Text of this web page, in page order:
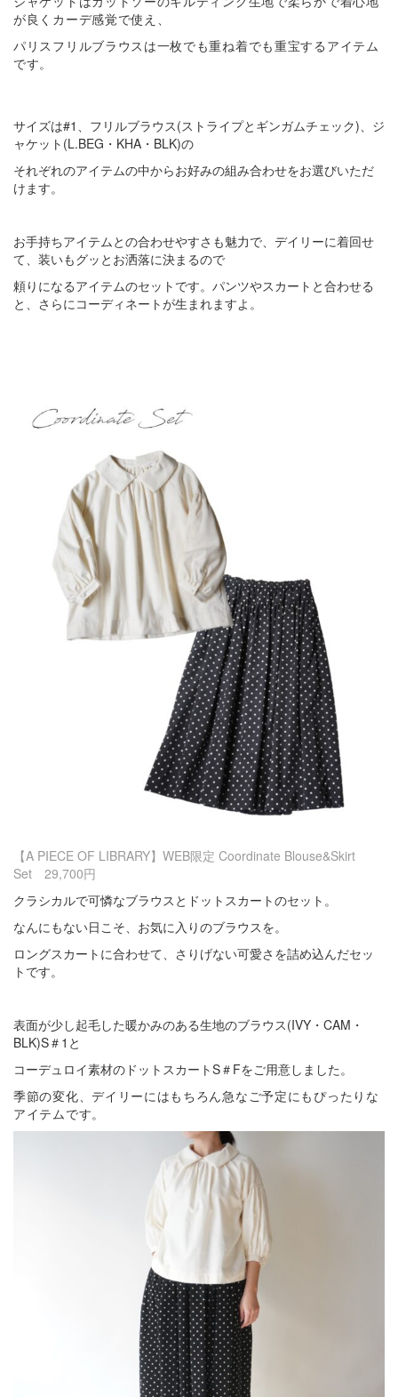
が良くカーデ感覚で使え、
パリスフリルブラウスは一枚でも重ね着でも重宝するアイテム
です。
サイズは#1、フリルブラウス(ストライプとギンガムチェック)、ジ
ャケット(L.BEG・KHA・BLK)の
それぞれのアイテムの中からお好みの組み合わせをお選びいただ
けます。
お手持ちアイテムとの合わせやすさも魅力で、デイリーに着回せ
て、装いもグッとお洒落に決まるので
頼りになるアイテムのセットです。パンツやスカートと合わせる
と、さらにコーディネートが生まれますよ。
【A PIECE OF LIBRARY】WEB限定 Coordinate Blouse&Skirt
Set 29,700円
クラシカルで可憐なブラウスとドットスカートのセット。
なんにもない日こそ、お気に入りのブラウスを。
ロングスカートに合わせて、さりげない可愛さを詰め込んだセッ
トです。
表面が少し起毛した暖かみのある生地のブラウス(IVY・CAM・
BLK)S＃1と
コーデュロイ素材のドットスカートS＃Fをご用意しました。
季節の変化、デイリーにはもちろん急なご予定にもぴったりな
アイテムです。